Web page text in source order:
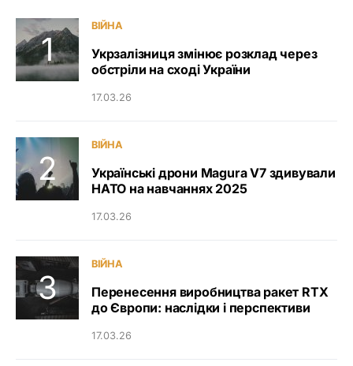
ВІЙНА
Укрзалізниця змінює розклад через
обстріли на сході України
17.03.26
ВІЙНА
Українські дрони Magura V7 здивували
НАТО на навчаннях 2025
17.03.26
ВІЙНА
Перенесення виробництва ракет RTX
до Європи: наслідки і перспективи
17.03.26